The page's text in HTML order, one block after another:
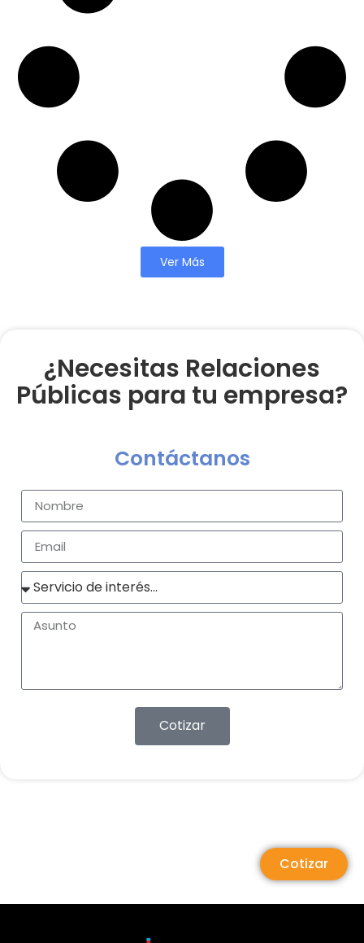
Ver Más
¿Necesitas Relaciones
Públicas para tu empresa?
Contáctanos
Cotizar
Cotizar